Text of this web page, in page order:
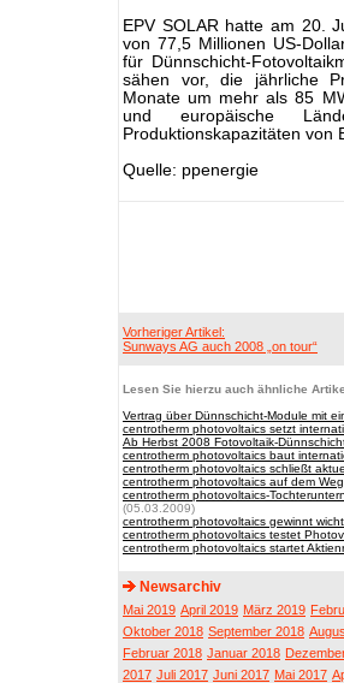
EPV SOLAR hatte am 20.
von 77,5 Millionen US-
für Dünnschicht-
sähen vor, die jährliche
Monate um mehr als 85
und europäische
Produktionskapazitäten von
Quelle: ppenergie
Vorheriger Artikel:
Sunways AG auch 2008 „on tour“
Lesen Sie hierzu auch ähnliche
Vertrag über Dünnschicht-Module mit
centrotherm photovoltaics setzt
Ab Herbst 2008 Fotovoltaik-
centrotherm photovoltaics baut
centrotherm photovoltaics schließt
centrotherm photovoltaics auf dem
centrotherm photovoltaics-
(05.03.2009)
centrotherm photovoltaics gewinnt
centrotherm photovoltaics testet
centrotherm photovoltaics startet
Newsarchiv
Mai 2019 April 2019 März 2019
Oktober 2018 September 2018
Februar 2018 Januar 2018
2017 Juli 2017 Juni 2017 Mai 2017